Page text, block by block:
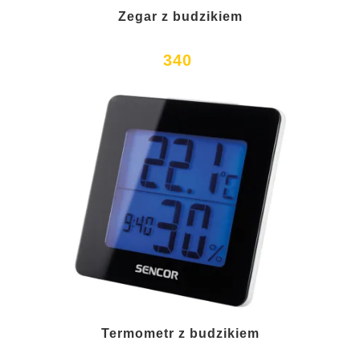
Zegar z budzikiem
340
Termometr z budzikiem